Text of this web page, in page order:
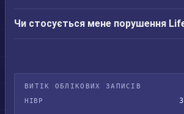
Чи стосується мене порушення
ВИТІК ОБЛІКОВИХ ЗАПИСІВ
HIBP